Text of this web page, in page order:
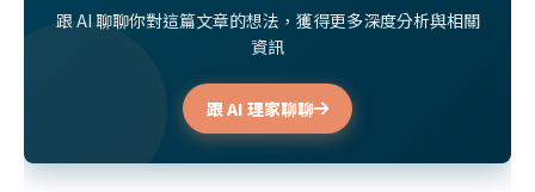
跟 AI 聊聊你對這篇文章的想法，獲得更多深度分析與相關
資訊
跟 AI 理家聊聊